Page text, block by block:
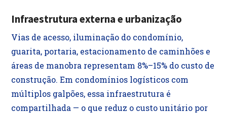
Infraestrutura externa e urbanização
Vias de acesso, iluminação do condomínio,
guarita, portaria, estacionamento de caminhões e
áreas de manobra representam 8%–15% do custo de
construção. Em condomínios logísticos com
múltiplos galpões, essa infraestrutura é
compartilhada — o que reduz o custo unitário por